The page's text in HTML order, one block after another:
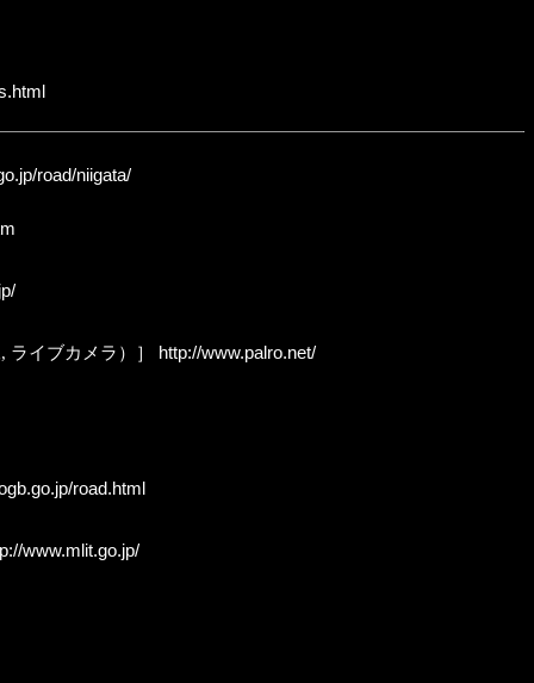
road/niigata/
イブカメラ）］ http://www.palro.net/
road.html
www.mlit.go.jp/